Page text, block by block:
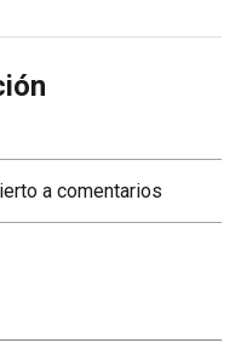
a comentarios